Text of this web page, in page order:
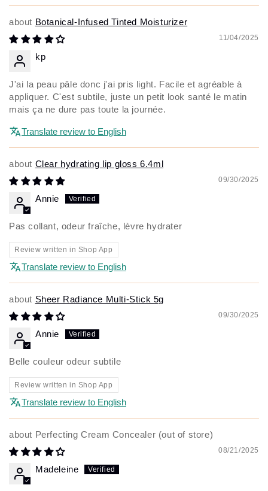
Botanical-Infused Tinted Moisturizer
11/04/2025
kp
J'ai la peau pâle donc j'ai pris light. Facile et agréable à
appliquer. C'est subtile, juste un petit look santé le matin
mais ça ne dure pas toute la journée.
Translate review to English
Clear hydrating lip gloss 6.4ml
09/30/2025
Annie
Pas collant, odeur fraîche, lèvre hydrater
Review written in Shop App
Translate review to English
Sheer Radiance Multi-Stick 5g
09/30/2025
Annie
Belle couleur odeur subtile
Review written in Shop App
Translate review to English
Perfecting Cream Concealer
08/21/2025
Madeleine